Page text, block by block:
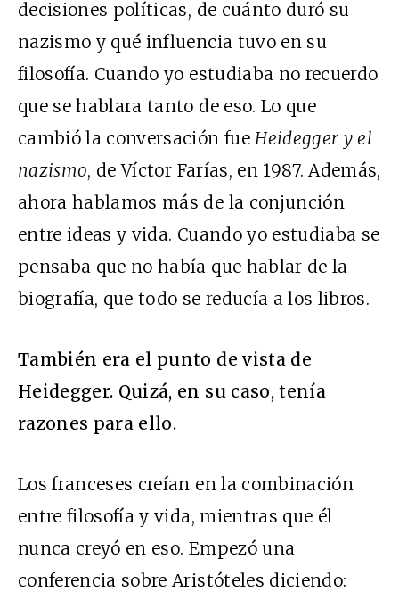
decisiones políticas, de cuánto duró su
nazismo y qué influencia tuvo en su
filosofía. Cuando yo estudiaba no recuerdo
que se hablara tanto de eso. Lo que
cambió la conversación fueHeidegger y el
nazismo, de Víctor Farías, en 1987. Además,
ahora hablamos más de la conjunción
entre ideas y vida. Cuando yo estudiaba se
pensaba que no había que hablar de la
biografía, que todo se reducía a los libros.
También era el punto de vista de
Heidegger. Quizá, en su caso, tenía
razones para ello.
Los franceses creían en la combinación
entre filosofía y vida, mientras que él
nunca creyó en eso. Empezó una
conferencia sobre Aristóteles diciendo: